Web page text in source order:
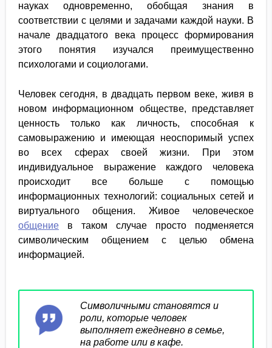
науках одновременно, обобщая знания в
соответствии с целями и задачами каждой науки. В
начале двадцатого века процесс формирования
этого понятия изучался преимущественно
психологами и социологами.
Человек сегодня, в двадцать первом веке, живя в
новом информационном обществе, представляет
ценность только как личность, способная к
самовыражению и имеющая неоспоримый успех
во всех сферах своей жизни. При этом
индивидуальное выражение каждого человека
происходит все больше с помощью
информационных технологий: социальных сетей и
виртуального общения. Живое человеческое
общение в таком случае просто подменяется
символическим общением с целью обмена
информацией.
Символичными становятся и
роли, которые человек
выполняет ежедневно в семье,
на работе или в кафе.